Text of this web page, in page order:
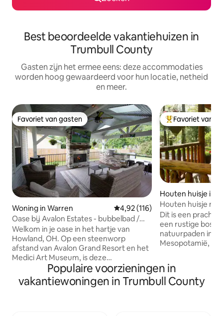
Best beoordeelde vakantiehuizen in
Trumbull County
Gasten zijn het ermee eens: deze accommodaties
worden hoog gewaardeerd voor hun locatie, netheid
en meer.
Favoriet van gasten
Favoriet van gasten
Woning in Warren Gemiddelde beoordeling van
4,92 (116)
Oase bij Avalon Estates - bubbelbad /
game room
Welkom in je oase in het hartje van
Howland, OH. Op een steenworp
afstand van Avalon Grand Resort en het
Medici Art Museum, is deze
accommodatie een thuis weg van huis.
Geniet van alles wat de omgeving te
bieden heeft of verblijf in en profiteer
Topfavoriet van
Favoriet van
Houten huisje in
Houten huisje
Dit is een
een rustige
natuurpaden in
Mesopotamië, Ohio. We zijn
Cleveland. Voorzieningen zijn onder
andere koffie,
ontbijtgranen,
Populaire voorzieningen in
vakantiewoningen in Trumbull County